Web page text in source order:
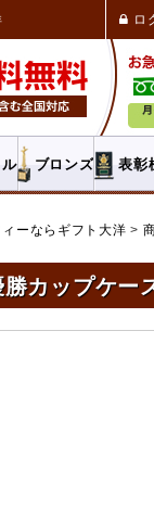
ロ
ブロンズ 表彰
ィーならギフト大洋
勝カップケー